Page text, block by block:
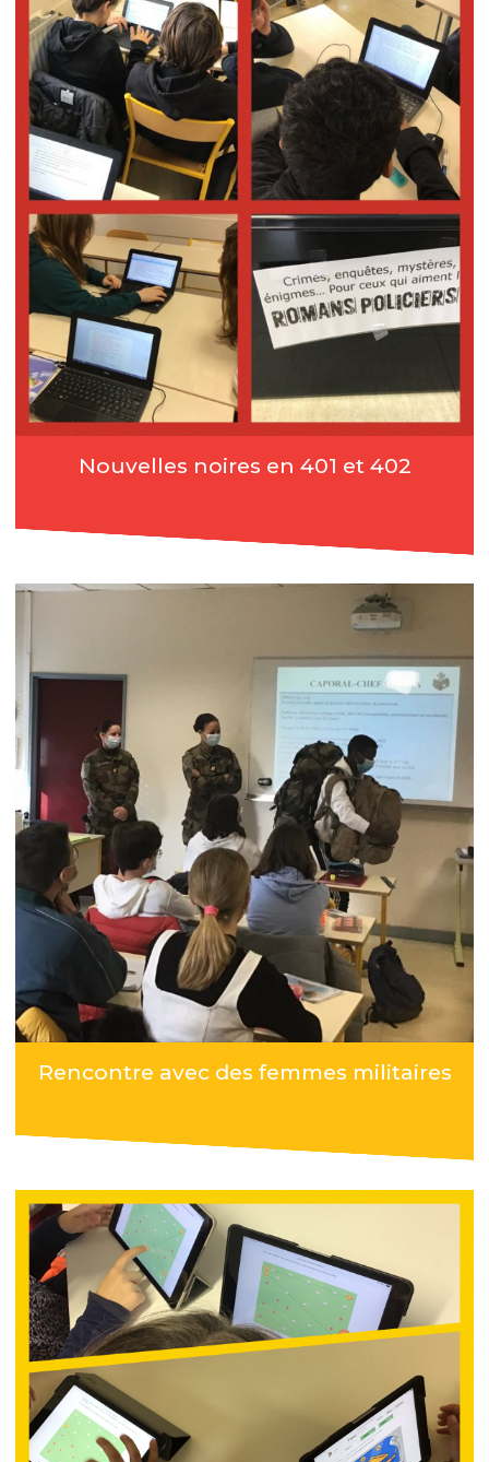
Nouvelles noires en 401 et 402
Rencontre avec des femmes militaires